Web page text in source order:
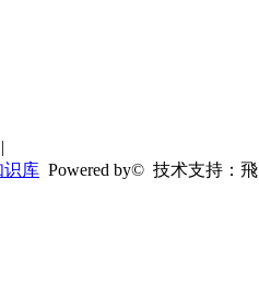
|
识库 Powered by© 技术支持：飛